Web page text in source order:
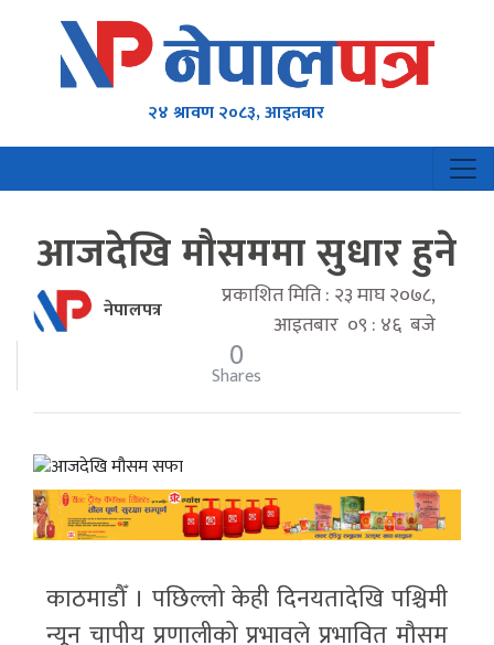
२४ श्रावण २०८३, आइतबार
आजदेखि मौसममा सुधार हुने
नेपालपत्र
प्रकाशित मिति : २३ माघ २०७८,
आइतबार ०९ : ४६ बजे
0
Shares
काठमाडौँ । पछिल्लो केही दिनयतादेखि पश्चिमी
न्यून चापीय प्रणालीको प्रभावले प्रभावित मौसम